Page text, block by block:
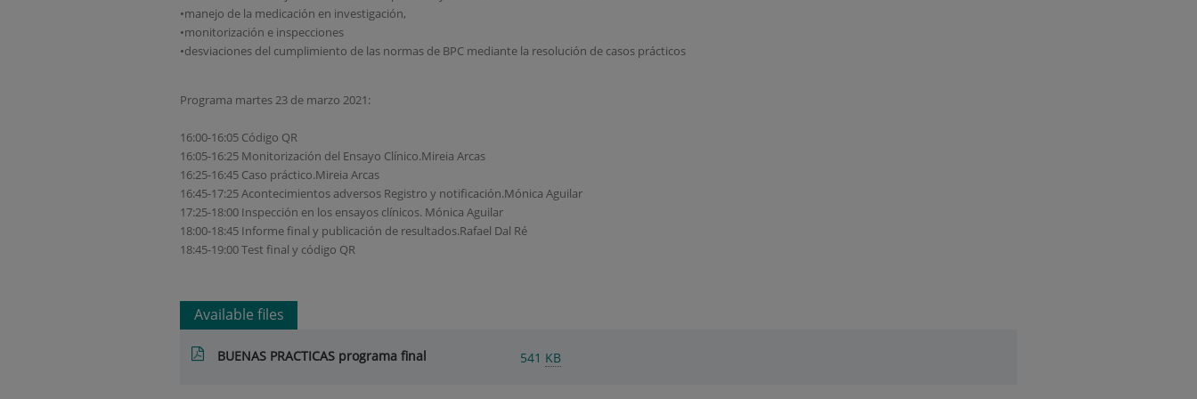
•manejo de la medicación en investigación,
•monitorización e inspecciones
•desviaciones del cumplimiento de las normas de BPC mediante la resolución de casos prácticos
Programa martes 23 de marzo 2021:
16:00-16:05 Código QR
16:05-16:25 Monitorización del Ensayo Clínico.Mireia Arcas
16:25-16:45 Caso práctico.Mireia Arcas
16:45-17:25 Acontecimientos adversos Registro y notificación.Mónica Aguilar
17:25-18:00 Inspección en los ensayos clínicos. Mónica Aguilar
18:00-18:45 Informe final y publicación de resultados.Rafael Dal Ré
18:45-19:00 Test final y código QR
Available files
BUENAS PRACTICAS programa final 541 KB